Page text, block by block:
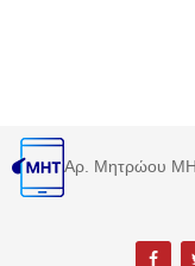
Αρ. Μητρώου